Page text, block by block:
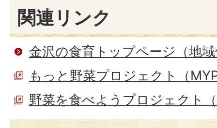
関連リンク
金沢の食育トップページ（地
もっと野菜プロジェクト（
野菜を食べようプロジェクト